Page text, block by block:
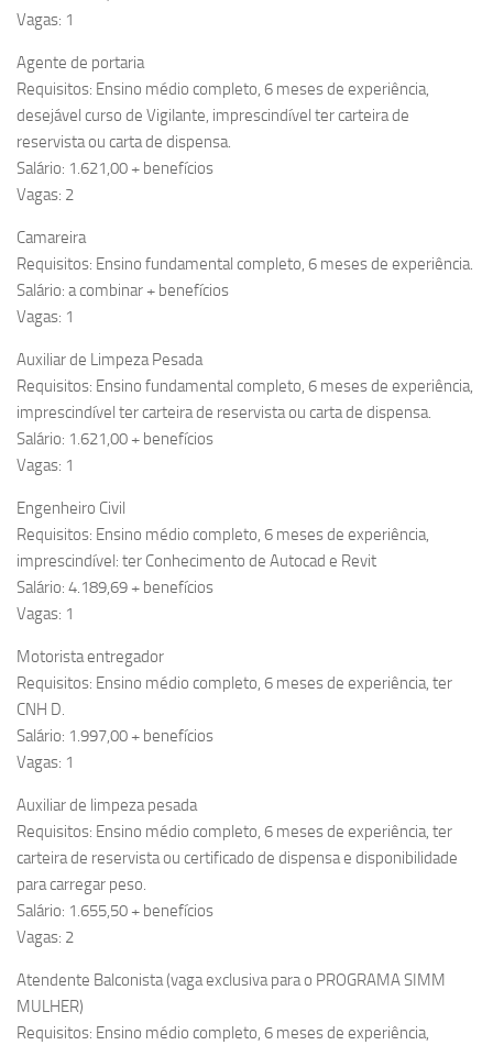
Vagas: 1
Agente de portaria
Requisitos: Ensino médio completo, 6 meses de experiência,
desejável curso de Vigilante, imprescindível ter carteira de
reservista ou carta de dispensa.
Salário: 1.621,00 + benefícios
Vagas: 2
Camareira
Requisitos: Ensino fundamental completo, 6 meses de experiência.
Salário: a combinar + benefícios
Vagas: 1
Auxiliar de Limpeza Pesada
Requisitos: Ensino fundamental completo, 6 meses de experiência,
imprescindível ter carteira de reservista ou carta de dispensa.
Salário: 1.621,00 + benefícios
Vagas: 1
Engenheiro Civil
Requisitos: Ensino médio completo, 6 meses de experiência,
imprescindível: ter Conhecimento de Autocad e Revit
Salário: 4.189,69 + benefícios
Vagas: 1
Motorista entregador
Requisitos: Ensino médio completo, 6 meses de experiência, ter
CNH D.
Salário: 1.997,00 + benefícios
Vagas: 1
Auxiliar de limpeza pesada
Requisitos: Ensino médio completo, 6 meses de experiência, ter
carteira de reservista ou certificado de dispensa e disponibilidade
para carregar peso.
Salário: 1.655,50 + benefícios
Vagas: 2
Atendente Balconista (vaga exclusiva para o PROGRAMA SIMM
MULHER)
Requisitos: Ensino médio completo, 6 meses de experiência,